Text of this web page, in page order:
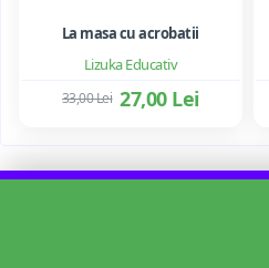
Lizuka Educativ
La masa cu acrobatii
27,00 Lei
33,00 Lei